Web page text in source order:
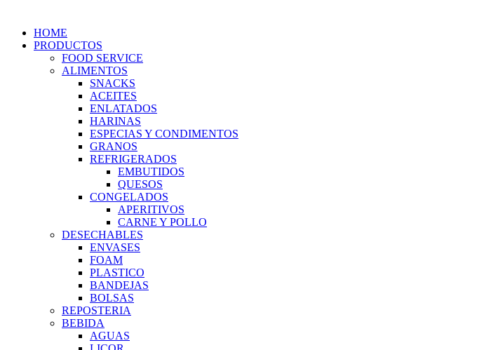
HOME
PRODUCTOS
FOOD SERVICE
ALIMENTOS
SNACKS
ACEITES
ENLATADOS
HARINAS
ESPECIAS Y CONDIMENTOS
GRANOS
REFRIGERADOS
EMBUTIDOS
QUESOS
CONGELADOS
APERITIVOS
CARNE Y POLLO
DESECHABLES
ENVASES
FOAM
PLASTICO
BANDEJAS
BOLSAS
REPOSTERIA
BEBIDA
AGUAS